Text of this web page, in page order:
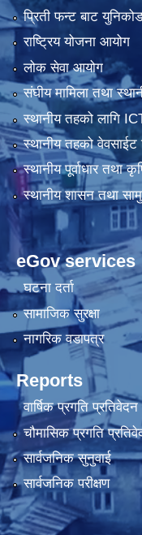
प्रिती फन्ट बाट
राष्ट्रिय योजना आयोग
लोक सेवा आयोग
संघीय मामिला तथा
स्थानीय तहको लागि
स्थानीय तहको वेवसाईट
स्थानीय पूर्वाधार तथा
स्थानीय शासन तथा
eGov services
घटना दर्ता
सामाजिक सुरक्षा
नागरिक वडापत्र
Reports
वार्षिक प्रगति प्रतिवेदन
चौमासिक प्रगति
सार्वजनिक सुनुवाई
सार्वजनिक परीक्षण